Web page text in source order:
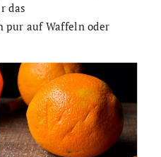
das
pur auf Waffeln oder